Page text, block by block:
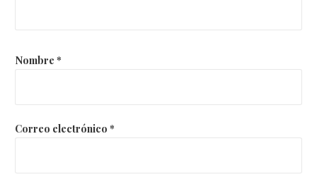
Nombre *
Correo electrónico *